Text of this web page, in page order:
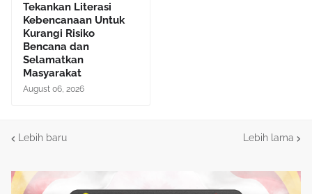
Tekankan Literasi
Kebencanaan Untuk
Kurangi Risiko
Bencana dan
Selamatkan
Masyarakat
August 06, 2026
Lebih baru Lebih lama